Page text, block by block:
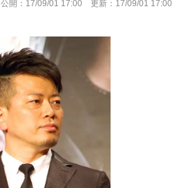
公開： 17/09/01 17:00 更新： 17/09/01 17:00